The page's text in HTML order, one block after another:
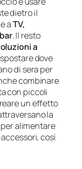
dietro il
aTV,
. Il resto
a
dove
di sera per
combinare
con piccoli
un effetto
la
per alimentare
così